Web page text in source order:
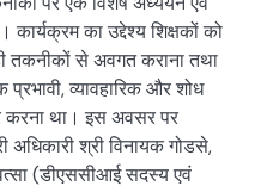
का उद्देश्य शिक्षकों को
तकनीकों से अवगत कराना तथा
प्रभावी, व्यावहारिक और शोध
करना था। इस अवसर पर
श्री विनायक गोडसे,
(डीएससीआई सदस्य एवं